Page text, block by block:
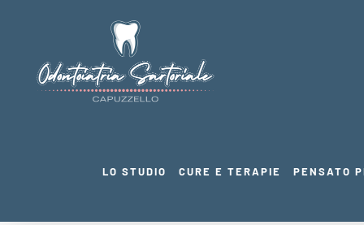
contenuto
LO STUDIO CURE E TERAPIE PENSATO